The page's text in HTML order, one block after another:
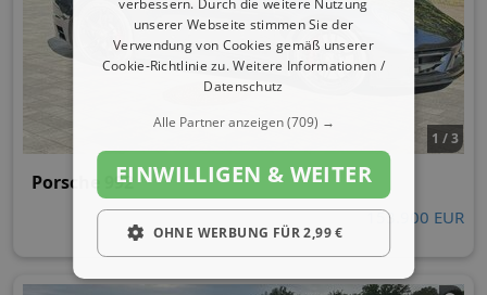
1 / 3
Porsche 992
153.900 EUR
unserer Webseite stimmen Sie der
Verwendung von Cookies gemäß unserer
Cookie-Richtlinie zu.Weitere Informationen /
Datenschutz
Alle Partner anzeigen(709) →
EINWILLIGEN & WEITER
OHNE WERBUNG FÜR 2,99 €